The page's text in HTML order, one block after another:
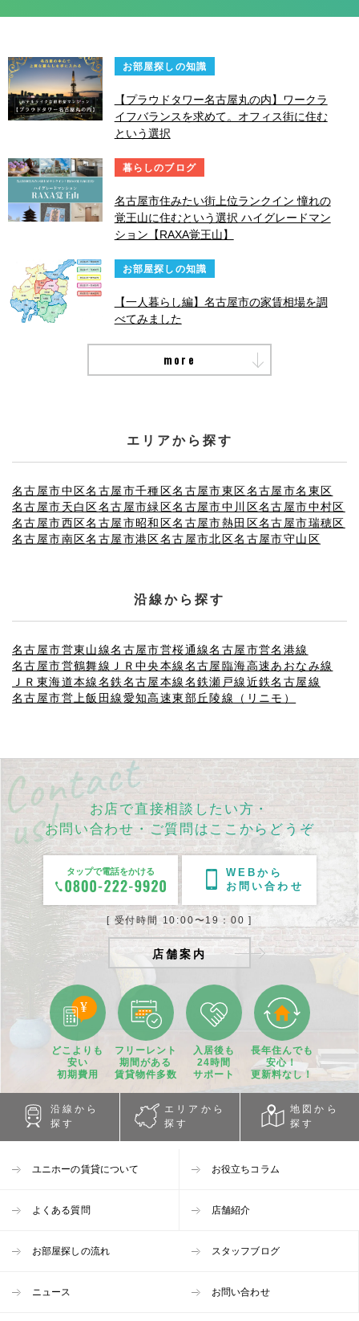
お部屋探しの知識
【プラウドタワー名古屋丸の内】ワークラ
イフバランスを求めて。オフィス街に住む
という選択
暮らしのブログ
名古屋市住みたい街上位ランクイン 憧れの
覚王山に住むという選択 ハイグレードマン
ション【RAXA覚王山】
お部屋探しの知識
【一人暮らし編】名古屋市の家賃相場を調
べてみました
more
エリアから探す
名古屋市中区名古屋市千種区名古屋市東区名古屋市名東区
名古屋市天白区名古屋市緑区名古屋市中川区名古屋市中村区
名古屋市西区名古屋市昭和区名古屋市熱田区名古屋市瑞穂区
名古屋市南区名古屋市港区名古屋市北区名古屋市守山区
沿線から探す
名古屋市営東山線名古屋市営桜通線名古屋市営名港線
名古屋市営鶴舞線 ＪＲ中央本線名古屋臨海高速あおなみ線
ＪＲ東海道本線名鉄名古屋本線名鉄瀬戸線近鉄名古屋線
名古屋市営上飯田線愛知高速東部丘陵線（リニモ）
お店で直接相談したい方・
お問い合わせ・ご質問はここからどうぞ
タップで電話をかける
WEBから
お問い合わせ
[ 受付時間 10:00〜19：00 ]
店舗案内
どこよりも
安い
初期費用
フリーレント
期間がある
賃貸物件多数
入居後も
24時間
サポート
長年住んでも
安心！
更新料なし！
沿線から
探す
エリアから
探す
地図から
探す
ユニホーの賃貸について お役立ちコラム
よくある質問 店舗紹介
お部屋探しの流れ スタッフブログ
ニュース お問い合わせ